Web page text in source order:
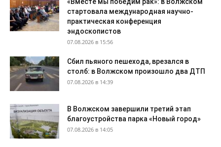
стартовала международная научно-
практическая конференция
эндоскопистов
07.08.2026 в 15:56
Сбил пьяного пешехода, врезался в
столб: в Волжском произошло два ДТП
07.08.2026 в 14:39
В Волжском завершили третий этап
благоустройства парка «Новый город»
07.08.2026 в 14:05